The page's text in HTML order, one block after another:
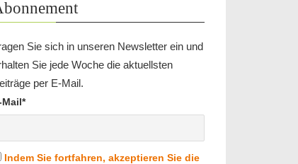
Sie sich in unseren Newsletter ein und
Sie jede Woche die aktuellsten
per E-Mail.
Mail*
Indem Sie fortfahren, akzeptieren Sie die